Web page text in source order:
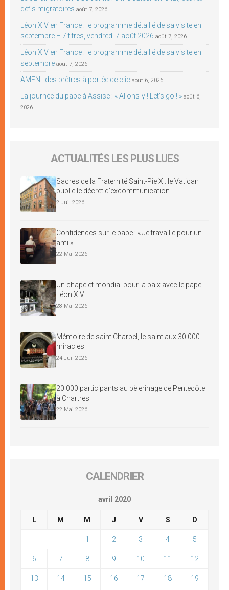
défis migratoires août 7, 2026
Léon XIV en France : le programme détaillé de sa visite en
septembre – 7 titres, vendredi 7 août 2026 août 7, 2026
Léon XIV en France : le programme détaillé de sa visite en
septembre août 7, 2026
AMEN : des prêtres à portée de clic août 6, 2026
La journée du pape à Assise : « Allons-y ! Let’s go ! » août 6,
2026
ACTUALITÉS LES PLUS LUES
Sacres de la Fraternité Saint-Pie X : le Vatican
publie le décret d’excommunication
2 Juil 2026
Confidences sur le pape : « Je travaille pour un
ami »
22 Mai 2026
Un chapelet mondial pour la paix avec le pape
Léon XIV
28 Mai 2026
Mémoire de saint Charbel, le saint aux 30 000
miracles
24 Juil 2026
20 000 participants au pèlerinage de Pentecôte
à Chartres
22 Mai 2026
CALENDRIER
avril 2020
L M M J V S D
1 2 3 4 5
6 7 8 9 10 11 12
13 14 15 16 17 18 19